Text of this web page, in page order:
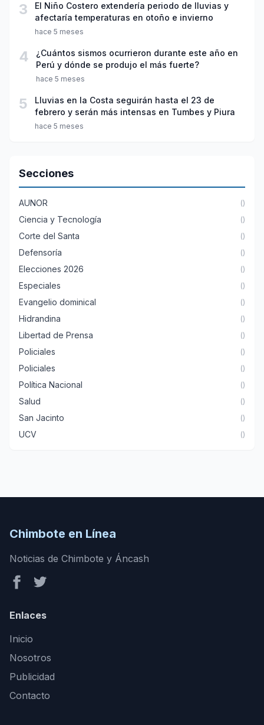
3
El Niño Costero extendería periodo de lluvias y
afectaría temperaturas en otoño e invierno
hace 5 meses
4
¿Cuántos sismos ocurrieron durante este año en
Perú y dónde se produjo el más fuerte?
hace 5 meses
5
Lluvias en la Costa seguirán hasta el 23 de
febrero y serán más intensas en Tumbes y Piura
hace 5 meses
Secciones
AUNOR ()
Ciencia y Tecnología ()
Corte del Santa ()
Defensoría ()
Elecciones 2026 ()
Especiales ()
Evangelio dominical ()
Hidrandina ()
Libertad de Prensa ()
Policiales ()
Policiales ()
Política Nacional ()
Salud ()
San Jacinto ()
UCV ()
Chimbote en Línea
Noticias de Chimbote y Áncash
Enlaces
Inicio
Nosotros
Publicidad
Contacto